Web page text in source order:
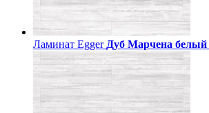
Ламинат Egger Дуб Марчена белый